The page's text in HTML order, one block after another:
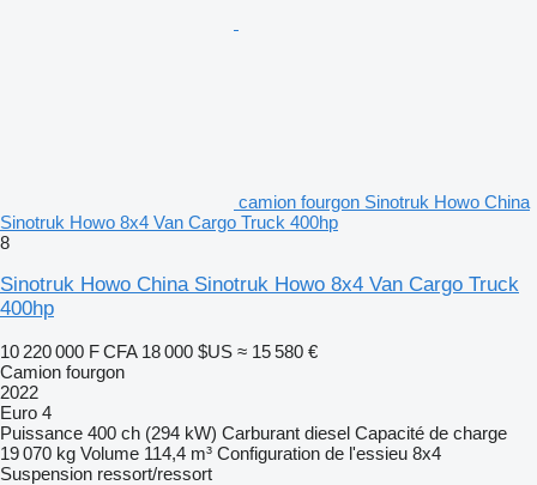
camion fourgon Sinotruk Howo China
Sinotruk Howo 8x4 Van Cargo Truck 400hp
8
Sinotruk Howo China Sinotruk Howo 8x4 Van Cargo Truck
400hp
10 220 000 F CFA 18 000 $US ≈ 15 580 €
Camion fourgon
2022
Euro 4
Puissance 400 ch (294 kW) Carburant diesel Capacité de charge
19 070 kg Volume 114,4 m³ Configuration de l'essieu 8x4
Suspension ressort/ressort